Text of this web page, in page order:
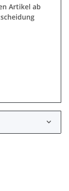
Artikel ab